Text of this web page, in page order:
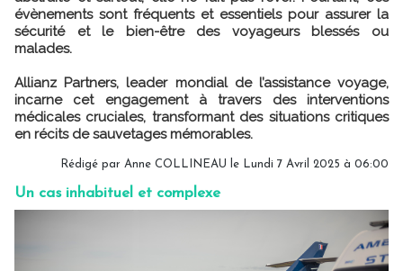
évènements sont fréquents et essentiels pour assurer la
sécurité et le bien-être des voyageurs blessés ou
malades.
Allianz Partners, leader mondial de l’assistance voyage,
incarne cet engagement à travers des interventions
médicales cruciales, transformant des situations critiques
en récits de sauvetages mémorables.
Rédigé par Anne COLLINEAU le Lundi 7 Avril 2025 à 06:00
Un cas inhabituel et complexe